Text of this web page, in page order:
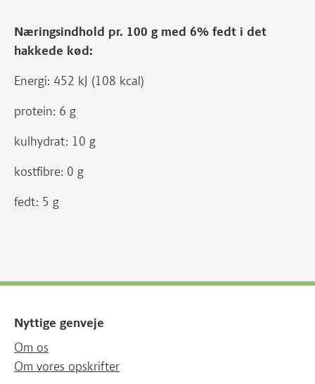
Næringsindhold pr. 100 g med 6% fedt i det
hakkede kød:
Energi: 452 kJ (108 kcal)
protein: 6 g
kulhydrat: 10 g
kostfibre: 0 g
fedt: 5 g
Nyttige genveje
Om os
Om vores opskrifter